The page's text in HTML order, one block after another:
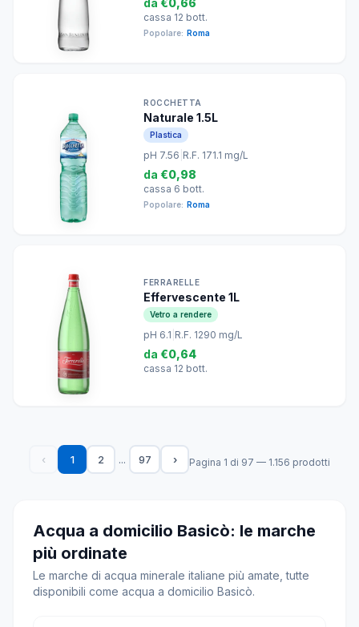
da €0,66
cassa 12 bott.
Popolare: Roma
ROCCHETTA
Naturale 1.5L
Plastica
pH 7.56 R.F. 171.1 mg/L
da €0,98
cassa 6 bott.
Popolare: Roma
FERRARELLE
Effervescente 1L
Vetro a rendere
pH 6.1 R.F. 1290 mg/L
da €0,64
cassa 12 bott.
‹ 1 2 ... 97 › Pagina 1 di 97 — 1.156 prodotti
Acqua a domicilio Basicò: le marche
più ordinate
Le marche di acqua minerale italiane più amate, tutte
disponibili come acqua a domicilio Basicò.